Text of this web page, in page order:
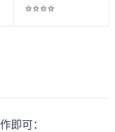
⭐⭐⭐⭐
即可：